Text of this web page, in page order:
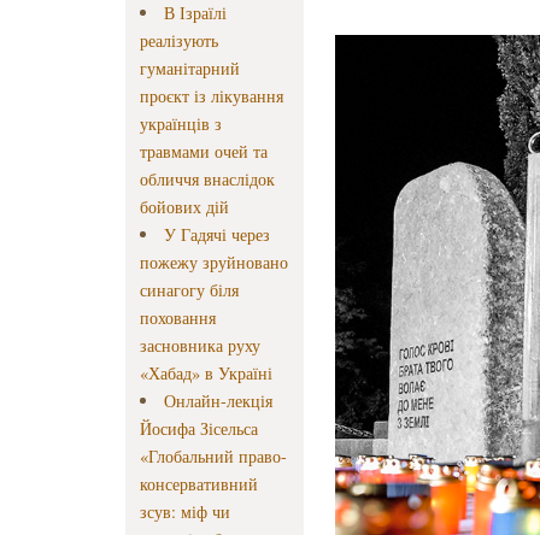
В Ізраїлі
реалізують
гуманітарний
проєкт із лікування
українців з
травмами очей та
обличчя внаслідок
бойових дій
У Гадячі через
пожежу зруйновано
синагогу біля
поховання
засновника руху
«Хабад» в Україні
Онлайн-лекція
Йосифа Зісельса
«Глобальний право-
консервативний
зсув: міф чи